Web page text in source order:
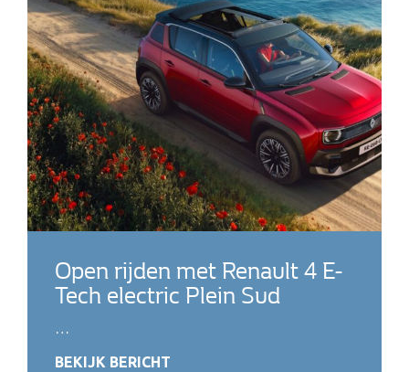
Open rijden met Renault 4 E-
Tech electric Plein Sud
…
BEKIJK BERICHT